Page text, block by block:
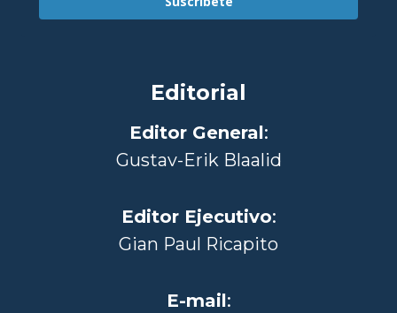
Editorial
Editor General:
Gustav-Erik Blaalid
Editor Ejecutivo:
Gian Paul Ricapito
E-mail: